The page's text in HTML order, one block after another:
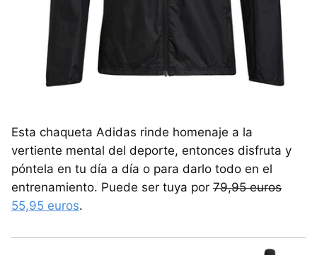
Esta chaqueta Adidas rinde homenaje a la
vertiente mental del deporte, entonces disfruta y
póntela en tu día a día o para darlo todo en el
entrenamiento. Puede ser tuya por 79,95 euros
55,95 euros.